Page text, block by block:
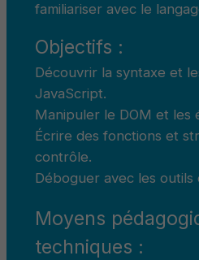
familiariser avec le
Objectifs :
Découvrir la syntaxe et
JavaScript.
Manipuler le DOM et les
Écrire des fonctions et
contrôle.
Déboguer avec les outils
Moyens
techniques :